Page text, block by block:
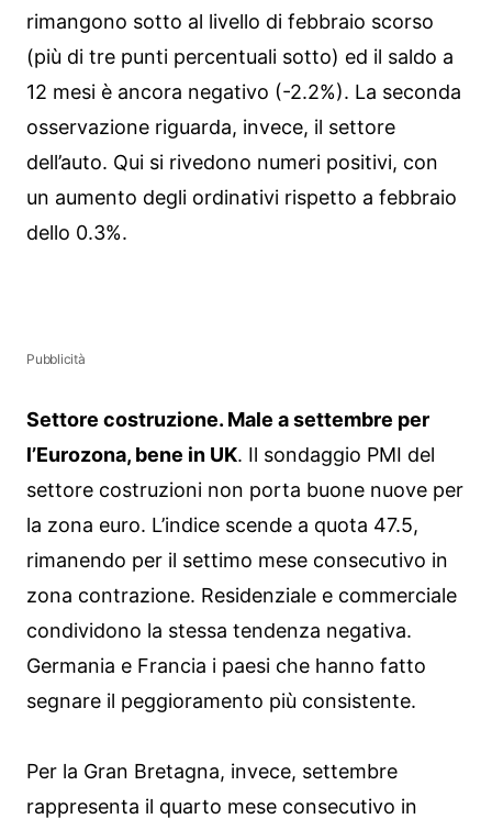
rimangono sotto al livello di febbraio scorso
(più di tre punti percentuali sotto) ed il saldo a
12 mesi è ancora negativo (-2.2%). La seconda
osservazione riguarda, invece, il settore
dell’auto. Qui si rivedono numeri positivi, con
un aumento degli ordinativi rispetto a febbraio
dello 0.3%.
Pubblicità
Settore costruzione. Male a settembre per
l’Eurozona, bene in UK. Il sondaggio PMI del
settore costruzioni non porta buone nuove per
la zona euro. L’indice scende a quota 47.5,
rimanendo per il settimo mese consecutivo in
zona contrazione. Residenziale e commerciale
condividono la stessa tendenza negativa.
Germania e Francia i paesi che hanno fatto
segnare il peggioramento più consistente.
Per la Gran Bretagna, invece, settembre
rappresenta il quarto mese consecutivo in